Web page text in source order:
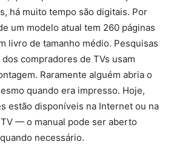
há muito tempo são digitais. Por
um modelo atual tem 260 páginas
livro de tamanho médio. Pesquisas
compradores de TVs usam
Raramente alguém abria o
quando era impresso. Hoje,
estão disponíveis na Internet ou na
— o manual pode ser aberto
necessário.